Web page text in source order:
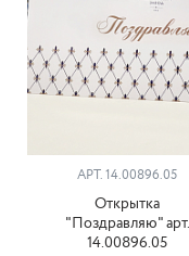
АРТ. 14.00896.05
Открытка
"Поздравляю" арт.
14.00896.05